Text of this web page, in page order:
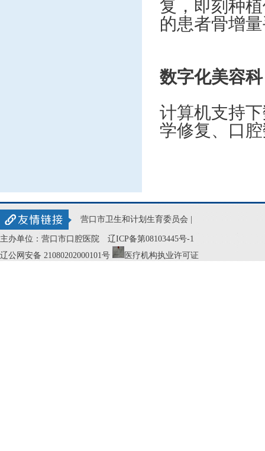
复，即刻种
的患者骨增
数字化美容
计算机支持
学修复、口
营口市卫生和计划生育委员会 |
主办单位：营口市口腔医院辽ICP备第08103445号-1
辽公网安备 21080202000101号
医疗机构执业许可证